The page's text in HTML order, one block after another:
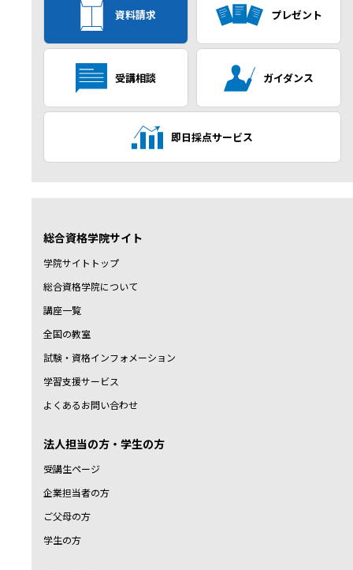
資料請求 プレゼント
受講相談 ガイダンス
即日採点サービス
総合資格学院サイト
学院サイトトップ
総合資格学院について
講座一覧
全国の教室
試験・資格インフォメーション
学習支援サービス
よくあるお問い合わせ
法人担当の方・学生の方
受講生ページ
企業担当者の方
ご父母の方
学生の方